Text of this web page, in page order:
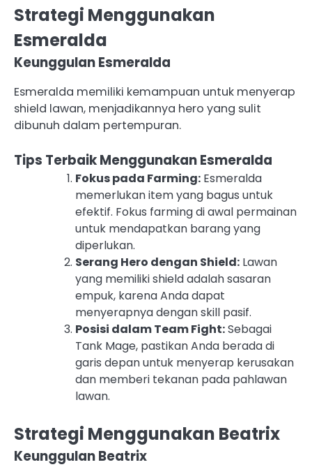
Strategi Menggunakan
Esmeralda
Keunggulan Esmeralda
Esmeralda memiliki kemampuan untuk menyerap
shield lawan, menjadikannya hero yang sulit
dibunuh dalam pertempuran.
Tips Terbaik Menggunakan Esmeralda
Fokus pada Farming: Esmeralda
memerlukan item yang bagus untuk
efektif. Fokus farming di awal permainan
untuk mendapatkan barang yang
diperlukan.
Serang Hero dengan Shield: Lawan
yang memiliki shield adalah sasaran
empuk, karena Anda dapat
menyerapnya dengan skill pasif.
Posisi dalam Team Fight:Sebagai
Tank Mage, pastikan Anda berada di
garis depan untuk menyerap kerusakan
dan memberi tekanan pada pahlawan
lawan.
Strategi Menggunakan Beatrix
Keunggulan Beatrix